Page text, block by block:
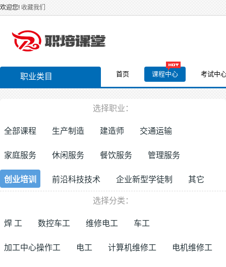
欢迎您! 收藏我们
职业类目 首页 课程中心 考试中
选择职业：
全部课程 生产制造 建造师 交通运输
家庭服务 休闲服务 餐饮服务 管理服务
创业培训 前沿科技技术 企业新型学徒制 其它
选择分类：
焊 工 数控车工 维修电工 车工
加工中心操作工 电工 计算机维修工 电机维修工